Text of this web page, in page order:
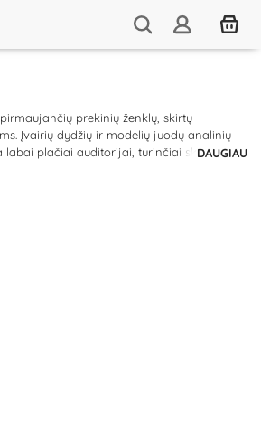
pirmaujančių prekinių ženklų, skirtų
Įvairių dydžių ir modelių juodų analinių
labai plačiai auditorijai, turinčiai skirtingus
DAUGIAU